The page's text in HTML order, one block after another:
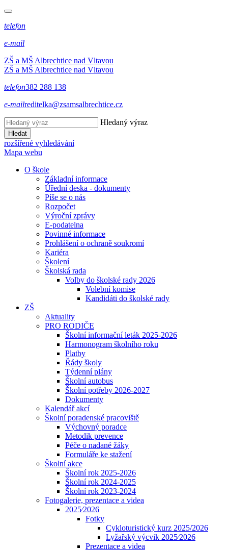
telefon
e-mail
ZŠ a MŠ Albrechtice nad Vltavou
ZŠ a MŠ Albrechtice nad Vltavou
telefon382 288 138
e-mailreditelka@zsamsalbrechtice.cz
Hledaný výraz
Hledat
rozšířené vyhledávání
Mapa webu
O škole
Základní informace
Úřední deska - dokumenty
Píše se o nás
Rozpočet
Výroční zprávy
E-podatelna
Povinné informace
Prohlášení o ochraně soukromí
Kariéra
Školení
Školská rada
Volby do školské rady 2026
Volební komise
Kandidáti do školské rady
ZŠ
Aktuality
PRO RODIČE
Školní informační leták 2025-2026
Harmonogram školního roku
Platby
Řády školy
Týdenní plány
Školní autobus
Školní potřeby 2026-2027
Dokumenty
Kalendář akcí
Školní poradenské pracoviště
Výchovný poradce
Metodik prevence
Péče o nadané žáky
Formuláře ke stažení
Školní akce
Školní rok 2025-2026
Školní rok 2024-2025
Školní rok 2023-2024
Fotogalerie, prezentace a videa
2025⁄2026
Fotky
Cykloturistický kurz 2025/2026
Lyžařský výcvik 2025⁄2026
Prezentace a videa